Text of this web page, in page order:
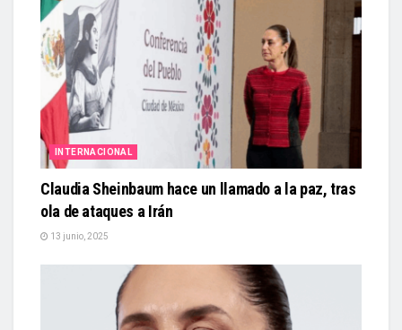
INTERNACIONAL
Claudia Sheinbaum hace un llamado a la paz, tras
ola de ataques a Irán
13 junio, 2025